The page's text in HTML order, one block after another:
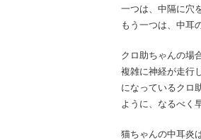
一つは、中隔に穴
もう一つは、中耳
クロ助ちゃんの場
複雑に神経が走行
になっているクロ
ように、なるべく
猫ちゃんの中耳炎